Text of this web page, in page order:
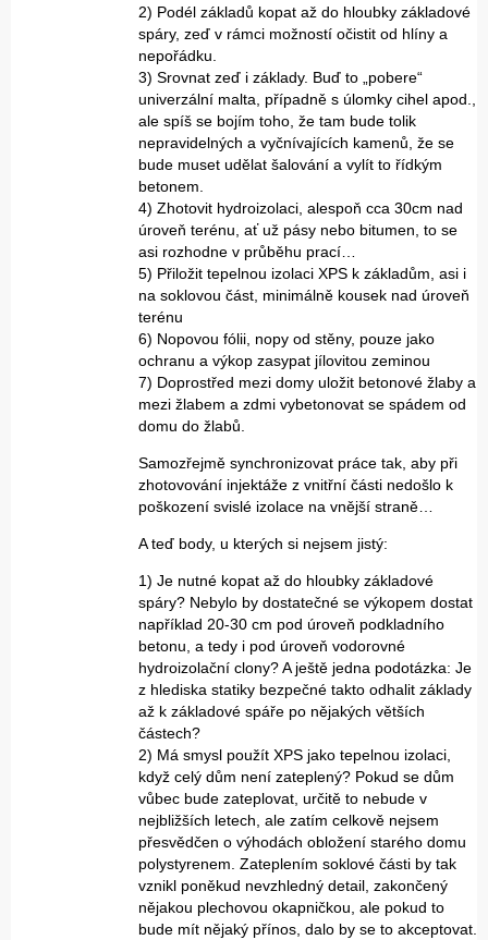
2) Podél základů kopat až do hloubky základové
spáry, zeď v rámci možností očistit od hlíny a
nepořádku.
3) Srovnat zeď i základy. Buď to „pobere“
univerzální malta, případně s úlomky cihel apod.,
ale spíš se bojím toho, že tam bude tolik
nepravidelných a vyčnívajících kamenů, že se
bude muset udělat šalování a vylít to řídkým
betonem.
4) Zhotovit hydroizolaci, alespoň cca 30cm nad
úroveň terénu, ať už pásy nebo bitumen, to se
asi rozhodne v průběhu prací…
5) Přiložit tepelnou izolaci XPS k základům, asi i
na soklovou část, minimálně kousek nad úroveň
terénu
6) Nopovou fólii, nopy od stěny, pouze jako
ochranu a výkop zasypat jílovitou zeminou
7) Doprostřed mezi domy uložit betonové žlaby a
mezi žlabem a zdmi vybetonovat se spádem od
domu do žlabů.
Samozřejmě synchronizovat práce tak, aby při
zhotovování injektáže z vnitřní části nedošlo k
poškození svislé izolace na vnější straně…
A teď body, u kterých si nejsem jistý:
1) Je nutné kopat až do hloubky základové
spáry? Nebylo by dostatečné se výkopem dostat
například 20-30 cm pod úroveň podkladního
betonu, a tedy i pod úroveň vodorovné
hydroizolační clony? A ještě jedna podotázka: Je
z hlediska statiky bezpečné takto odhalit základy
až k základové spáře po nějakých větších
částech?
2) Má smysl použít XPS jako tepelnou izolaci,
když celý dům není zateplený? Pokud se dům
vůbec bude zateplovat, určitě to nebude v
nejbližších letech, ale zatím celkově nejsem
přesvědčen o výhodách obložení starého domu
polystyrenem. Zateplením soklové části by tak
vznikl poněkud nevzhledný detail, zakončený
nějakou plechovou okapničkou, ale pokud to
bude mít nějaký přínos, dalo by se to akceptovat.